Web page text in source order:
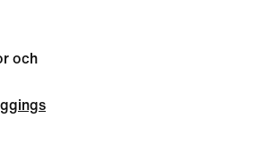
och